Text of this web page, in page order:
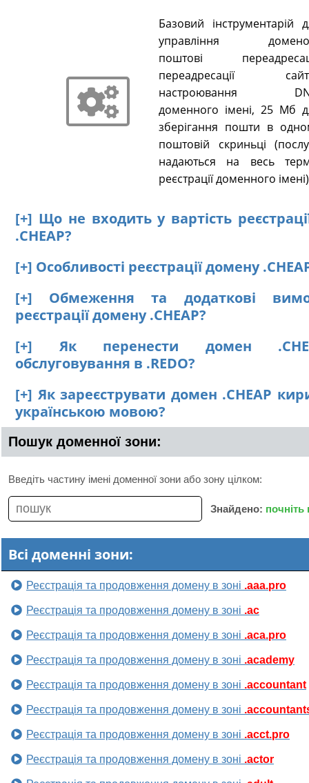
Базовий інструментарій
управління
поштові
переадресації
настроювання
доменного імені, 25 Мб
зберігання пошти в
поштовій скриньці
надаються на весь
реєстрації доменного
[+] Що не входить у вартість
.CHEAP?
[+] Особливості реєстрації домену
[+] Обмеження та додаткові
реєстрації домену .CHEAP?
[+] Як перенести домен
обслуговування в .REDO?
[+] Як зареєструвати домен .CHEAP
українською мовою?
Пошук доменної зони:
Введіть частину імені доменної зони або зону цілком:
Знайдено:
Всі доменні зони:
Реєстрація та продовження домену в зоні .aaa.pro
Реєстрація та продовження домену в зоні .ac
Реєстрація та продовження домену в зоні .aca.pro
Реєстрація та продовження домену в зоні .academy
Реєстрація та продовження домену в зоні .accountant
Реєстрація та продовження домену в зоні
Реєстрація та продовження домену в зоні .acct.pro
Реєстрація та продовження домену в зоні .actor